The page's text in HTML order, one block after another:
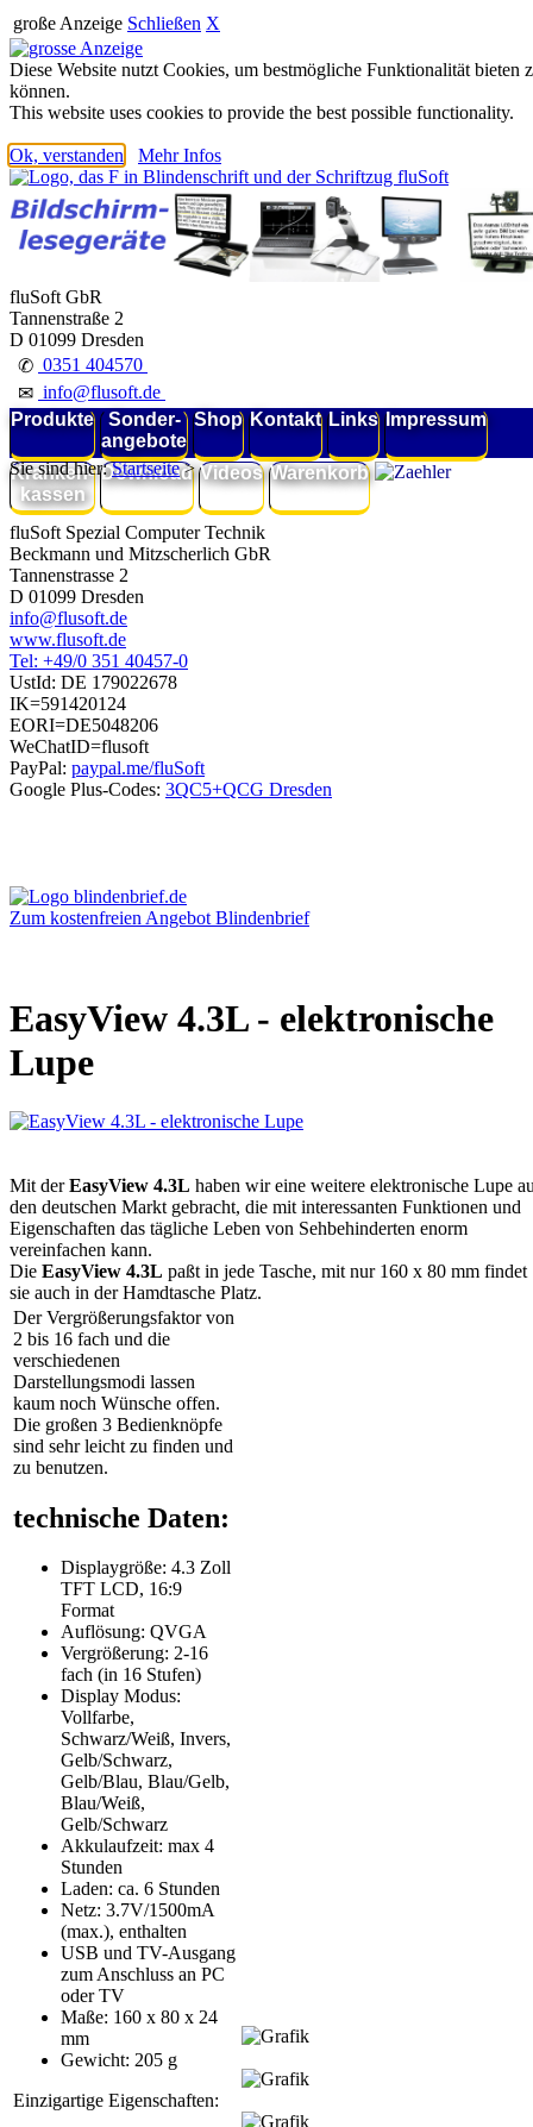
große Anzeige Schließen X
Diese Website nutzt Cookies, um bestmögliche Funktionalität bieten
können.
This website uses cookies to provide the best possible functionality.
Ok, verstanden Mehr Infos
fluSoft GbR
Tannenstraße 2
D 01099 Dresden
✆ 0351 404570
✉ info@flusoft.de
Produkte
Sonder-
angebote
Shop Kontakt Links Impressum
Kranken-
kassen
Download Videos Warenkorb
Sie sind hier:Startseite>
fluSoft Spezial Computer Technik
Beckmann und Mitzscherlich GbR
Tannenstrasse 2
D 01099 Dresden
info@flusoft.de
www.flusoft.de
Tel: +49/0 351 40457-0
UstId: DE 179022678
IK=591420124
EORI=DE5048206
WeChatID=flusoft
PayPal: paypal.me/fluSoft
Google Plus-Codes: 3QC5+QCG Dresden
Zum kostenfreien Angebot Blindenbrief
EasyView 4.3L - elektronische
Lupe
Mit derEasyView 4.3L haben wir eine weitere elektronische Lupe
den deutschen Markt gebracht, die mit interessanten Funktionen und
Eigenschaften das tägliche Leben von Sehbehinderten enorm
vereinfachen kann.
Die EasyView 4.3L paßt in jede Tasche, mit nur 160 x 80 mm findet
sie auch in der Hamdtasche Platz.
Der Vergrößerungsfaktor von
2 bis 16 fach und die
verschiedenen
Darstellungsmodi lassen
kaum noch Wünsche offen.
Die großen 3 Bedienknöpfe
sind sehr leicht zu finden und
zu benutzen.
technische Daten:
Displaygröße: 4.3 Zoll
TFT LCD, 16:9
Format
Auflösung: QVGA
Vergrößerung: 2-16
fach (in 16 Stufen)
Display Modus:
Vollfarbe,
Schwarz/Weiß, Invers,
Gelb/Schwarz,
Gelb/Blau, Blau/Gelb,
Blau/Weiß,
Gelb/Schwarz
Akkulaufzeit: max 4
Stunden
Laden: ca. 6 Stunden
Netz: 3.7V/1500mA
(max.), enthalten
USB und TV-Ausgang
zum Anschluss an PC
oder TV
Maße: 160 x 80 x 24
mm
Gewicht: 205 g
Einzigartige Eigenschaften: